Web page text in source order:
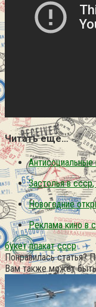
Читать еще…
Антисоциальные
Застолья в
Новогодние
Реклама кино в
букет плакат ссср
Понравилась статья?
Вам также может